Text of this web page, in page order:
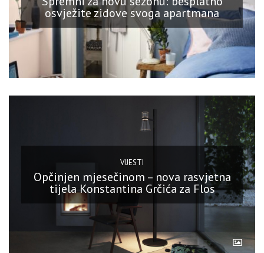
osvježite zidove svoga apartmana
VIJESTI
Opčinjen mjesečinom – nova rasvjetna
tijela Konstantina Grčića za Flos